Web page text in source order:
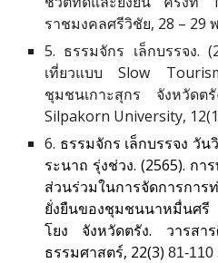
ราชมงคลศรีวิชัย, 28 – 29
5. ธรรมจักร เล็กบรรจง.
เที่ยวแบบ Slow
ชุมชนเกาะสุกร จังหวัดต
Silpakorn University, 12(
6. ธรรมจักร เล็กบรรจง วั
ระนาถ รุ่งช่วง. (2565).
ส่วนร่วมในการจัดการการ
ยั่งยืนของชุมชนนาหมื่นศรี
โยง จังหวัดตรัง. วารสา
ธรรมศาสตร์, 22(3)81-110 .